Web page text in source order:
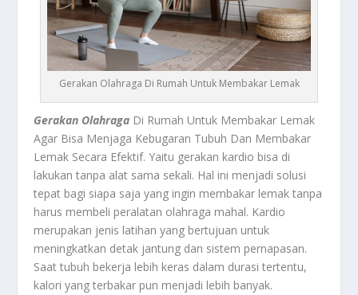
Gerakan Olahraga Di Rumah Untuk Membakar Lemak
Gerakan Olahraga Di Rumah Untuk Membakar Lemak
Agar Bisa Menjaga Kebugaran Tubuh Dan Membakar
Lemak Secara Efektif. Yaitu gerakan kardio bisa di
lakukan tanpa alat sama sekali. Hal ini menjadi solusi
tepat bagi siapa saja yang ingin membakar lemak tanpa
harus membeli peralatan olahraga mahal. Kardio
merupakan jenis latihan yang bertujuan untuk
meningkatkan detak jantung dan sistem pernapasan.
Saat tubuh bekerja lebih keras dalam durasi tertentu,
kalori yang terbakar pun menjadi lebih banyak.